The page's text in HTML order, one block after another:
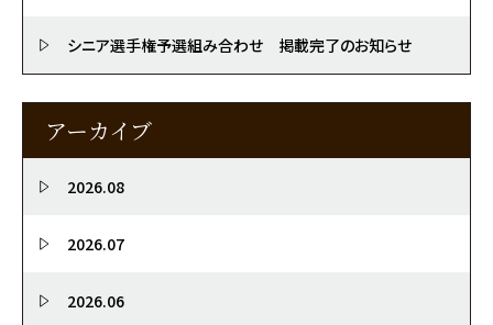
シニア選手権予選組み合わせ 掲載完了のお知らせ
アーカイブ
2026.08
2026.07
2026.06